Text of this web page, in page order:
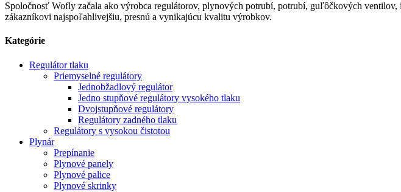
Spoločnosť Wofly začala ako výrobca regulátorov, plynových potrubí, potrubí, guľôčkových
zákazníkovi najspoľahlivejšiu, presnú a vynikajúcu kvalitu výrobkov.
Kategórie
Regulátor tlaku
Priemyselné regulátory
Jednobžadlový regulátor
Jedno stupňové regulátory vysokého tlaku
Dvojstupňové regulátory
Regulátory zadného tlaku
Regulátory s vysokou čistotou
Plynár
Prepínanie
Plynové panely
Plynové palice
Plynové skrinky